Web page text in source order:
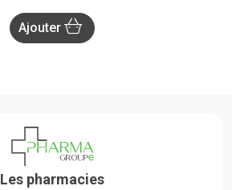
Ajouter
Les pharmacies